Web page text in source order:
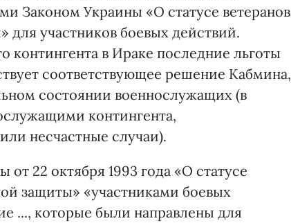
Законом Украины «О статусе ветеранов
для участников боевых действий.
контингента в Ираке последние льготы
соответствующее решение Кабмина,
состоянии военнослужащих (в
контингента,
несчастные случаи).
от 22 октября 1993 года «О статусе
защиты» «участниками боевых
..., которые были направлены для